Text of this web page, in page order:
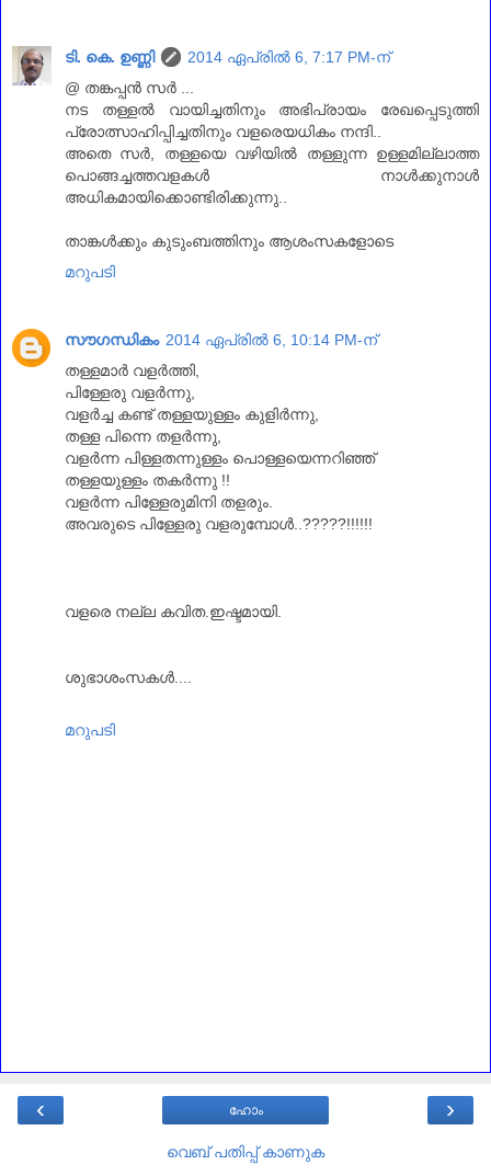
ടി. കെ. ഉണ്ണി
2014 ഏപ്രിൽ 6, 7:17 PM-ന്
@ തങ്കപ്പന്‍ സര്‍ ...
നട തള്ളല്‍ വായിച്ചതിനും അഭിപ്രായം രേഖപ്പെടുത്തി
പ്രോത്സാഹിപ്പിച്ചതിനും വളരെയധികം നന്ദി..
അതെ സര്‍, തള്ളയെ വഴിയില്‍ തള്ളുന്ന ഉള്ളമില്ലാത്ത
പൊങ്ങച്ചത്തവളകള്‍ നാള്‍ക്കുനാള്‍
അധികമായിക്കൊണ്ടിരിക്കുന്നു..
താങ്കള്‍ക്കും കുടുംബത്തിനും ആശംസകളോടെ
മറുപടി
സൗഗന്ധികം 2014 ഏപ്രിൽ 6, 10:14 PM-ന്
തള്ളമാർ വളർത്തി,
പിള്ളേരു വളർന്നു,
വളർച്ച കണ്ട് തള്ളയുള്ളം കുളിർന്നു,
തള്ള പിന്നെ തളർന്നു,
വളർന്ന പിള്ളതന്നുള്ളം പൊള്ളയെന്നറിഞ്ഞ്
തള്ളയുള്ളം തകർന്നു !!
വളർന്ന പിള്ളേരുമിനി തളരും.
അവരുടെ പിള്ളേരു വളരുമ്പോൾ..?????!!!!!!
വളരെ നല്ല കവിത.ഇഷ്ടമായി.
ശുഭാശംസകൾ....
മറുപടി
‹ ›
ഹോം
വെബ് പതിപ്പ് കാണുക